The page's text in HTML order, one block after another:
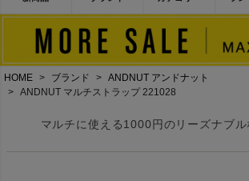
HOME ブランド
ANDNUT アンドナット
ANDNUT マルチストラップ 221028
マルチに使える1000円のリーズナブ